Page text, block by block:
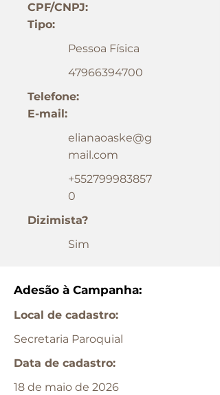
CPF/CNPJ:
Tipo:
Pessoa Física
47966394700
Telefone:
E-mail:
elianaoaske@g
mail.com
+552799983857
0
Dizimista?
Sim
Adesão à Campanha:
Local de cadastro:
Secretaria Paroquial
Data de cadastro:
18 de maio de 2026